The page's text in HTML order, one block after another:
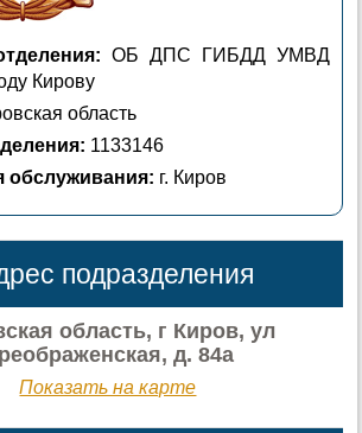
ОБ ДПС ГИБДД УМВД
Кирову
область
1133146
обслуживания: г. Киров
подразделения
область, г Киров, ул
д. 84а
Показать на карте